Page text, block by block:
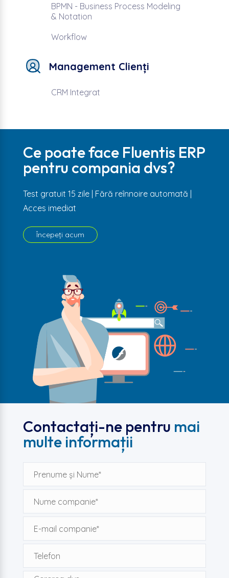
BPMN - Business Process Modeling
& Notation
Workflow
Management Clienți
CRM Integrat
Ce poate face Fluentis ERP
pentru compania dvs?
Test gratuit 15 zile | Fără reînnoire automată |
Acces imediat
Începeți acum
Contactați-ne pentru mai
multe informații